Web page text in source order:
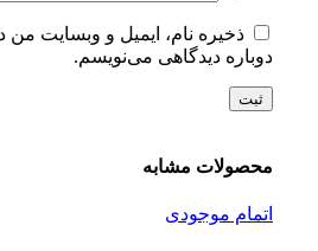
ذخیره نام، ایمیل و وبسایت
دوباره دیدگاهی می‌نویسم.
محصولات مشابه
اتمام موجودی